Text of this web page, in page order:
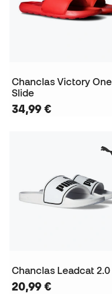
Chanclas Victory One
Slide
34,99 €
Chanclas Leadcat 2.0
20,99 €